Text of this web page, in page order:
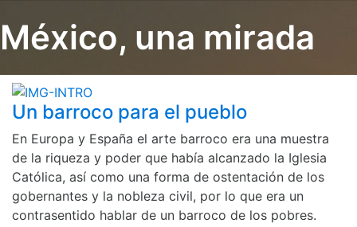
México, una mirada
Un barroco para el pueblo
En Europa y España el arte barroco era una muestra
de la riqueza y poder que había alcanzado la Iglesia
Católica, así como una forma de ostentación de los
gobernantes y la nobleza civil, por lo que era un
contrasentido hablar de un barroco de los pobres.